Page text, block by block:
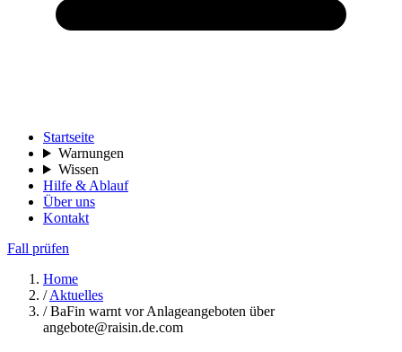
Startseite
Warnungen
Wissen
Hilfe & Ablauf
Über uns
Kontakt
Fall prüfen
Home
/ Aktuelles
/ BaFin warnt vor Anlageangeboten über
angebote@raisin.de.com